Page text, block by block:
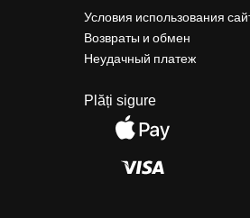
Условия использования
Возвраты и обмен
Неудачный платеж
Plăți sigure